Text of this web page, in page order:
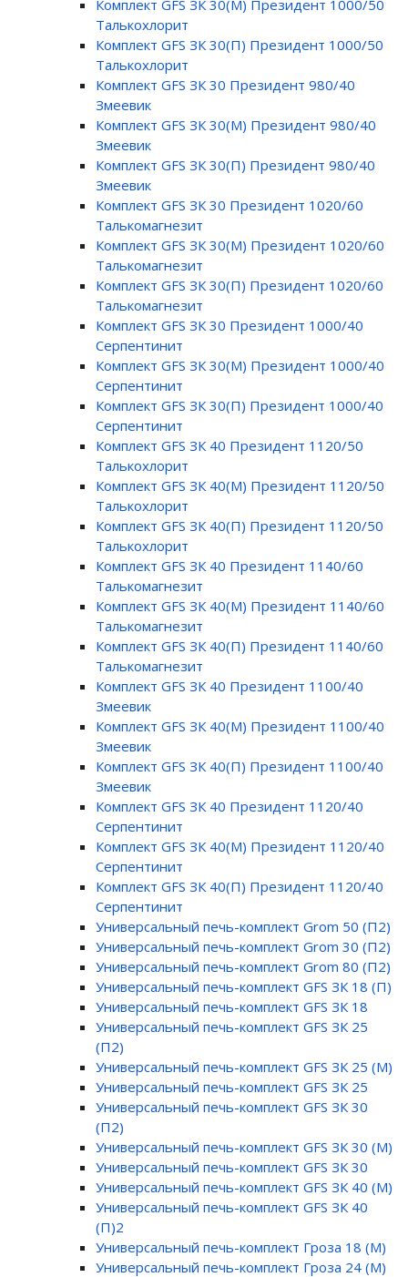
Комплект GFS ЗК 30(М) Президент 1000/50
Талькохлорит
Комплект GFS ЗК 30(П) Президент 1000/50
Талькохлорит
Комплект GFS ЗК 30 Президент 980/40
Змеевик
Комплект GFS ЗК 30(М) Президент 980/40
Змеевик
Комплект GFS ЗК 30(П) Президент 980/40
Змеевик
Комплект GFS ЗК 30 Президент 1020/60
Талькомагнезит
Комплект GFS ЗК 30(М) Президент 1020/60
Талькомагнезит
Комплект GFS ЗК 30(П) Президент 1020/60
Талькомагнезит
Комплект GFS ЗК 30 Президент 1000/40
Серпентинит
Комплект GFS ЗК 30(М) Президент 1000/40
Серпентинит
Комплект GFS ЗК 30(П) Президент 1000/40
Серпентинит
Комплект GFS ЗК 40 Президент 1120/50
Талькохлорит
Комплект GFS ЗК 40(М) Президент 1120/50
Талькохлорит
Комплект GFS ЗК 40(П) Президент 1120/50
Талькохлорит
Комплект GFS ЗК 40 Президент 1140/60
Талькомагнезит
Комплект GFS ЗК 40(М) Президент 1140/60
Талькомагнезит
Комплект GFS ЗК 40(П) Президент 1140/60
Талькомагнезит
Комплект GFS ЗК 40 Президент 1100/40
Змеевик
Комплект GFS ЗК 40(М) Президент 1100/40
Змеевик
Комплект GFS ЗК 40(П) Президент 1100/40
Змеевик
Комплект GFS ЗК 40 Президент 1120/40
Серпентинит
Комплект GFS ЗК 40(М) Президент 1120/40
Серпентинит
Комплект GFS ЗК 40(П) Президент 1120/40
Серпентинит
Универсальный печь-комплект Grom 50 (П2)
Универсальный печь-комплект Grom 30 (П2)
Универсальный печь-комплект Grom 80 (П2)
Универсальный печь-комплект GFS ЗК 18 (П)
Универсальный печь-комплект GFS ЗК 18
Универсальный печь-комплект GFS ЗК 25
(П2)
Универсальный печь-комплект GFS ЗК 25 (М)
Универсальный печь-комплект GFS ЗК 25
Универсальный печь-комплект GFS ЗК 30
(П2)
Универсальный печь-комплект GFS ЗК 30 (М)
Универсальный печь-комплект GFS ЗК 30
Универсальный печь-комплект GFS ЗК 40 (М)
Универсальный печь-комплект GFS ЗК 40
(П)2
Универсальный печь-комплект Гроза 18 (М)
Универсальный печь-комплект Гроза 24 (М)